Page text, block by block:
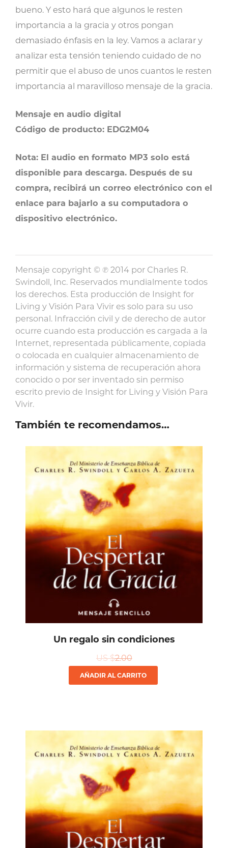
bueno. Y esto hará que algunos le resten
importancia a la gracia y otros pongan
demasiado énfasis en la ley. Vamos a aclarar y
analizar esta tensión teniendo cuidado de no
permitir que el abuso de unos cuantos le resten
importancia al maravilloso mensaje de la gracia.
Mensaje en audio digital
Código de producto: EDG2M04
Nota: El audio en formato MP3 solo está
disponible para descarga. Después de su
compra, recibirá un correo electrónico con el
enlace para bajarlo a su computadora o
dispositivo electrónico.
Mensaje copyright © ℗ 2014 por Charles R.
Swindoll, Inc. Reservados mundialmente todos
los derechos. Esta producción de Insight for
Living y Visión Para Vivir es solo para su uso
personal. Infracción civil y de derecho de autor
ocurre cuando esta producción es cargada a la
Internet, representada públicamente, copiada
o colocada en cualquier almacenamiento de
información y sistema de recuperación ahora
conocido o por ser inventado sin permiso
escrito previo de Insight for Living y Visión Para
Vivir.
También te recomendamos…
Un regalo sin condiciones
US $2.00
AÑADIR AL CARRITO